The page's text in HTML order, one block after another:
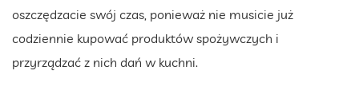
oszczędzacie swój czas, ponieważ nie musicie już
codziennie kupować produktów spożywczych i
przyrządzać z nich dań w kuchni.